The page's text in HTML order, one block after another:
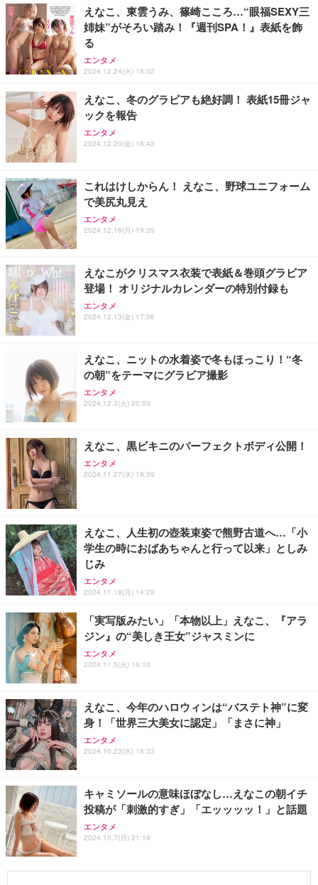
えなこ、東雲うみ、篠崎こころ…“眼福SEXY三
姉妹”がそろい踏み！『週刊SPA！』表紙を飾
る
エンタメ
2024.12.24(火) 18:02
えなこ、冬のグラビアも絶好調！ 表紙15冊ジャ
ックを報告
エンタメ
2024.12.20(金) 16:43
これはけしからん！ えなこ、野球ユニフォーム
で美尻丸見え
エンタメ
2024.12.16(月) 19:39
えなこがクリスマス衣装で表紙＆巻頭グラビア
登場！ オリジナルカレンダーの特別付録も
エンタメ
2024.12.13(金) 17:06
えなこ、ニットの水着姿で冬もほっこり！“冬
の朝”をテーマにグラビア撮影
エンタメ
2024.12.3(火) 20:03
えなこ、黒ビキニのパーフェクトボディ公開！
エンタメ
2024.11.27(水) 19:39
えなこ、人生初の壺装束姿で熊野古道へ…「小
学生の時におばあちゃんと行って以来」としみ
じみ
エンタメ
2024.11.18(月) 14:28
「実写版みたい」「本物以上」えなこ、『アラ
ジン』の“美しき王女”ジャスミンに
エンタメ
2024.11.5(火) 16:10
えなこ、今年のハロウィンは“バステト神”に変
身！「世界三大美女に認定」「まさに神」
エンタメ
2024.10.23(水) 18:33
キャミソールの意味ほぼなし…えなこの朝イチ
投稿が「刺激的すぎ」「エッッッッ！」と話題
エンタメ
2024.10.7(月) 21:19